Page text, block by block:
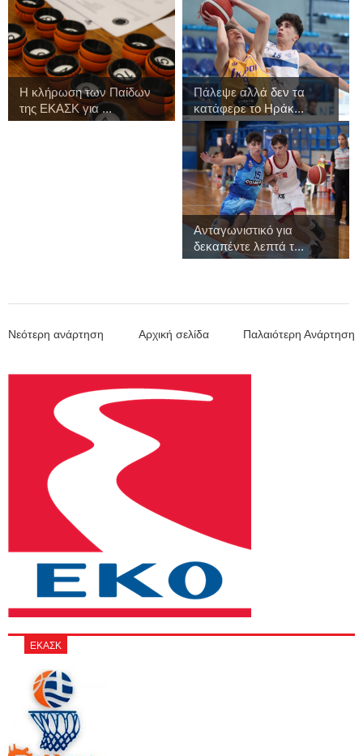
Η κλήρωση των Παίδων
της ΕΚΑΣΚ για ...
Πάλεψε αλλά δεν τα
κατάφερε το Ηράκ...
Ανταγωνιστικό για
δεκαπέντε λεπτά τ...
Νεότερη ανάρτηση Παλαιότερη Ανάρτηση
Αρχική σελίδα
ΕΚΑΣΚ